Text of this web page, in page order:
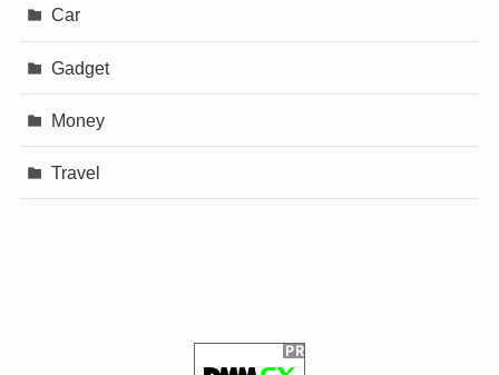
Car
Gadget
Money
Travel